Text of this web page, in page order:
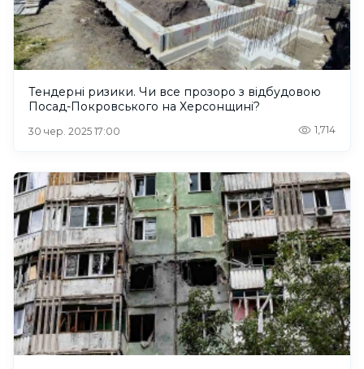
Тендерні ризики. Чи все прозоро з відбудовою
Посад-Покровського на Херсонщині?
30 чер. 2025 17:00 1,714